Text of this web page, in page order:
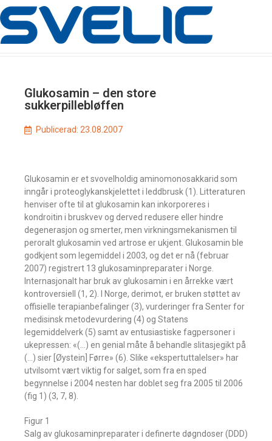
Glukosamin – den store
sukkerpillebløffen
Publicerad: 23.08.2007
Glukosamin er et svovelholdig aminomonosakkarid som
inngår i proteoglykanskjelettet i leddbrusk (1). Litteraturen
henviser ofte til at glukosamin kan inkorporeres i
kondroitin i bruskvev og derved redusere eller hindre
degenerasjon og smerter, men virkningsmekanismen til
peroralt glukosamin ved artrose er ukjent. Glukosamin ble
godkjent som legemiddel i 2003, og det er nå (februar
2007) registrert 13 glukosaminpreparater i Norge.
Internasjonalt har bruk av glukosamin i en årrekke vært
kontroversiell (1, 2). I Norge, derimot, er bruken støttet av
offisielle terapianbefalinger (3), vurderinger fra Senter for
medisinsk metodevurdering (4) og Statens
legemiddelverk (5) samt av entusiastiske fagpersoner i
ukepressen: «(…) en genial måte å behandle slitasjegikt på
(…) sier [Øystein] Førre» (6). Slike «ekspertuttalelser» har
utvilsomt vært viktig for salget, som fra en sped
begynnelse i 2004 nesten har doblet seg fra 2005 til 2006
(fig 1) (3, 7, 8).
Figur 1
Salg av glukosaminpreparater i definerte døgndoser (DDD)